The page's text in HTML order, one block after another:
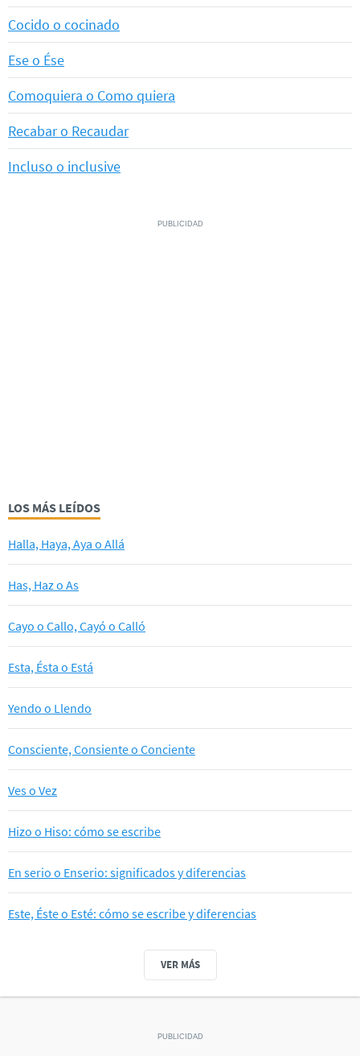
Cocido o cocinado
Ese o Ése
Comoquiera o Como quiera
Recabar o Recaudar
Incluso o inclusive
LOS MÁS LEÍDOS
Halla, Haya, Aya o Allá
Has, Haz o As
Cayo o Callo, Cayó o Calló
Esta, Ésta o Está
Yendo o Llendo
Consciente, Consiente o Conciente
Ves o Vez
Hizo o Hiso: cómo se escribe
En serio o Enserio: significados y diferencias
Este, Éste o Esté: cómo se escribe y diferencias
VER MÁS